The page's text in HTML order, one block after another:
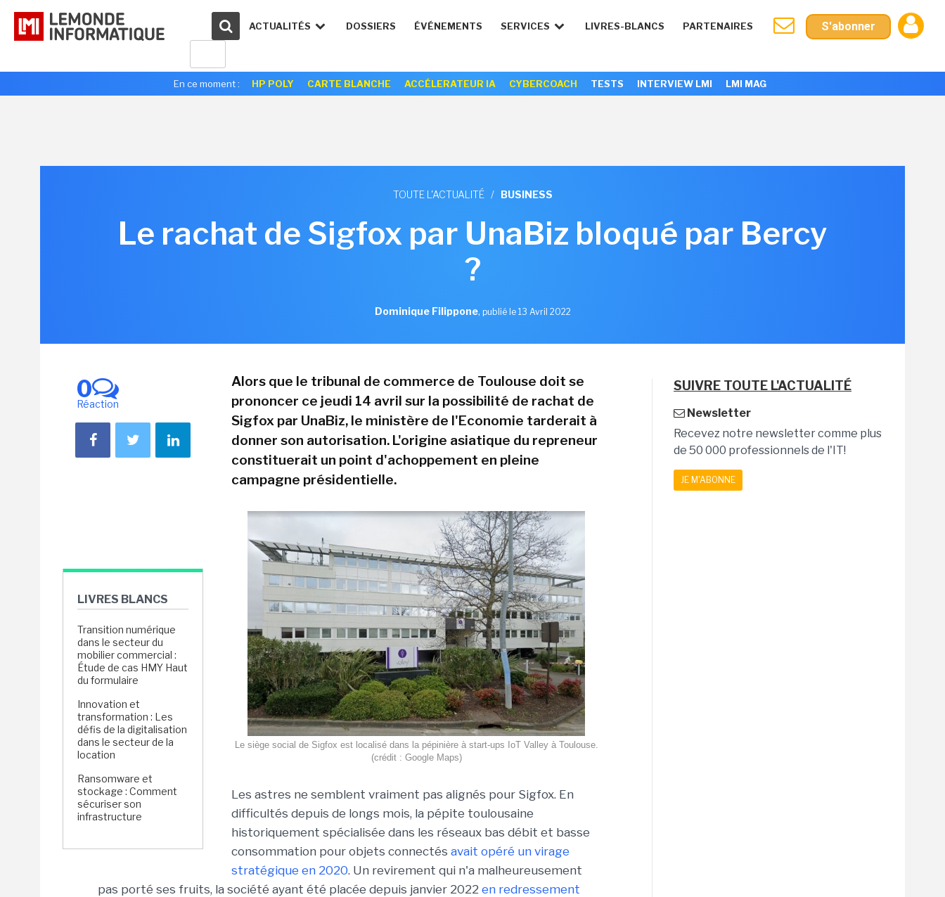
ACTUALITÉS DOSSIERS ÉVÉNEMENTS SERVICES LIVRES-BLANCS PARTENAIRES S'abonner
En ce moment : HP POLY CARTE BLANCHE ACCÉLERATEUR IA CYBERCOACH TESTS INTERVIEW LMI LMI MAG
TOUTE L'ACTUALITÉ / BUSINESS
Le rachat de Sigfox par UnaBiz bloqué par Bercy
?
Dominique Filippone, publié le 13 Avril 2022
0
Réaction
LIVRES BLANCS
Transition numérique
dans le secteur du
mobilier commercial :
Étude de cas HMY Haut
du formulaire
Innovation et
transformation : Les
défis de la digitalisation
dans le secteur de la
location
Ransomware et
stockage : Comment
sécuriser son
infrastructure
Alors que le tribunal de commerce de Toulouse doit se
prononcer ce jeudi 14 avril sur la possibilité de rachat de
Sigfox par UnaBiz, le ministère de l'Economie tarderait à
donner son autorisation. L'origine asiatique du repreneur
constituerait un point d'achoppement en pleine
campagne présidentielle.
Le siège social de Sigfox est localisé dans la pépinière à start-ups IoT Valley à Toulouse.
(crédit : Google Maps)
Les astres ne semblent vraiment pas alignés pour Sigfox. En
difficultés depuis de longs mois, la pépite toulousaine
historiquement spécialisée dans les réseaux bas débit et basse
consommation pour objets connectés avait opéré un virage
stratégique en 2020. Un revirement qui n'a malheureusement
pas porté ses fruits, la société ayant été placée depuis janvier 2022 en redressement
SUIVRE TOUTE L'ACTUALITÉ
Newsletter
Recevez notre newsletter comme plus
de 50 000 professionnels de l'IT!
JE M'ABONNE